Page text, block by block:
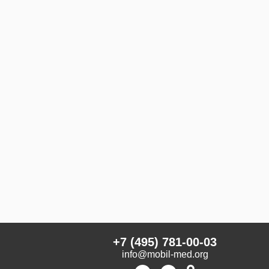
+7 (495) 781-00-03
info@mobil-med.org